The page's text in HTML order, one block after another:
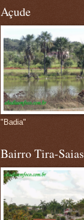
Açude
"Badia"
Bairro Tira-Saias